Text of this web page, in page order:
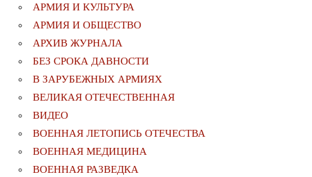
АРМИЯ И КУЛЬТУРА
АРМИЯ И ОБЩЕСТВО
АРХИВ ЖУРНАЛА
БЕЗ СРОКА ДАВНОСТИ
В ЗАРУБЕЖНЫХ АРМИЯХ
ВЕЛИКАЯ ОТЕЧЕСТВЕННАЯ
ВИДЕО
ВОЕННАЯ ЛЕТОПИСЬ ОТЕЧЕСТВА
ВОЕННАЯ МЕДИЦИНА
ВОЕННАЯ РАЗВЕДКА